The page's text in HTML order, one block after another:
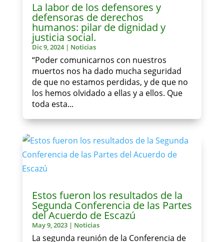
La labor de los defensores y
defensoras de derechos
humanos: pilar de dignidad y
justicia social.
Dic 9, 2024| Noticias
“Poder comunicarnos con nuestros
muertos nos ha dado mucha seguridad
de que no estamos perdidas, y de que no
los hemos olvidado a ellas y a ellos. Que
toda esta...
Estos fueron los resultados de la
Segunda Conferencia de las Partes
del Acuerdo de Escazú
May 9, 2023| Noticias
La segunda reunión de la Conferencia de